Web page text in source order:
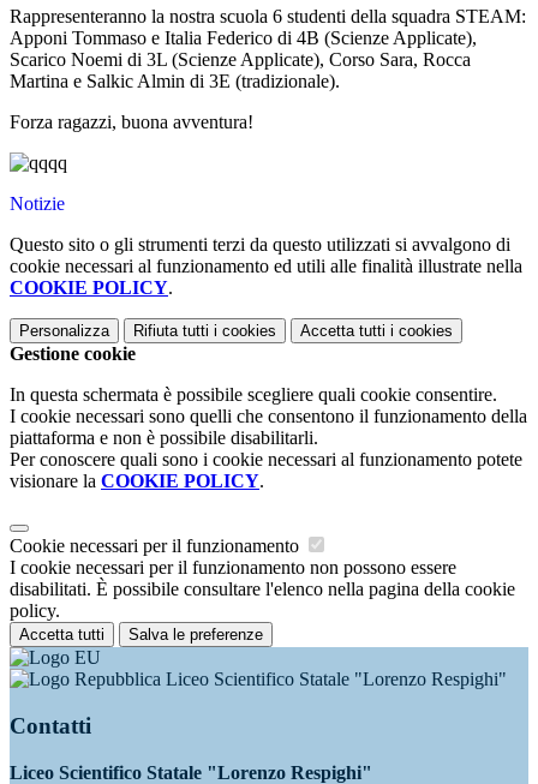
Rappresenteranno la nostra scuola 6 studenti della squadra STEAM:
Apponi Tommaso e Italia Federico di 4B (Scienze Applicate),
Scarico Noemi di 3L (Scienze Applicate), Corso Sara, Rocca
Martina e Salkic Almin di 3E (tradizionale).
Forza ragazzi, buona avventura!
Notizie
Questo sito o gli strumenti terzi da questo utilizzati si avvalgono di
cookie necessari al funzionamento ed utili alle finalità illustrate nella
COOKIE POLICY.
Personalizza Rifiuta tutti i cookies Accetta tutti i cookies
Gestione cookie
In questa schermata è possibile scegliere quali cookie consentire.
I cookie necessari sono quelli che consentono il funzionamento della
piattaforma e non è possibile disabilitarli.
Per conoscere quali sono i cookie necessari al funzionamento potete
visionare la COOKIE POLICY.
Cookie necessari per il funzionamento
I cookie necessari per il funzionamento non possono essere
disabilitati. È possibile consultare l'elenco nella pagina della cookie
policy.
Accetta tutti Salva le preferenze
Liceo Scientifico Statale "Lorenzo Respighi"
Contatti
Liceo Scientifico Statale "Lorenzo Respighi"